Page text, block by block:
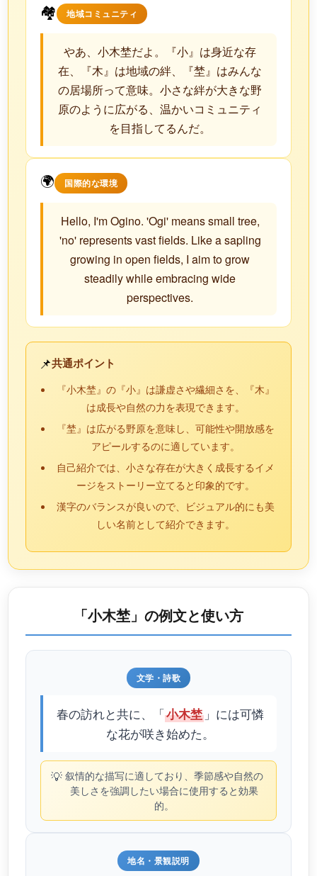
🏘️ 地域コミュニティ
やあ、小木埜だよ。『小』は身近な存
在、『木』は地域の絆、『埜』はみんな
の居場所って意味。小さな絆が大きな野
原のように広がる、温かいコミュニティ
を目指してるんだ。
🌍 国際的な環境
Hello, I'm Ogino. 'Ogi' means small tree,
'no' represents vast fields. Like a sapling
growing in open fields, I aim to grow
steadily while embracing wide
perspectives.
📌共通ポイント
『小木埜』の『小』は謙虚さや繊細さを、『木』
は成長や自然の力を表現できます。
『埜』は広がる野原を意味し、可能性や開放感を
アピールするのに適しています。
自己紹介では、小さな存在が大きく成長するイメ
ージをストーリー立てると印象的です。
漢字のバランスが良いので、ビジュアル的にも美
しい名前として紹介できます。
「小木埜」の例文と使い方
文学・詩歌
春の訪れと共に、「小木埜」には可憐
な花が咲き始めた。
💡 叙情的な描写に適しており、季節感や自然の
美しさを強調したい場合に使用すると効果
的。
地名・景観説明